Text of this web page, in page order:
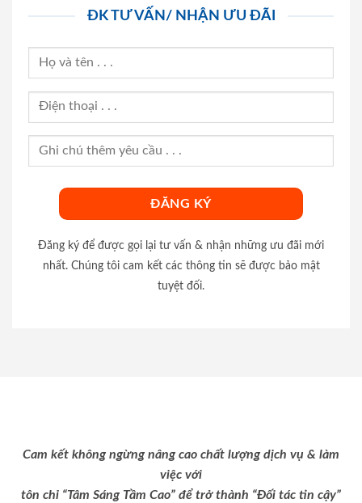
ĐK TƯ VẤN/ NHẬN ƯU ĐÃI
Đăng ký để được gọi lại tư vấn & nhận những ưu đãi mới
nhất. Chúng tôi cam kết các thông tin sẽ được bảo mật
tuyệt đối.
Cam kết không ngừng nâng cao chất lượng dịch vụ & làm
việc với
tôn chỉ “Tâm Sáng Tầm Cao” để trở thành “Đối tác tin cậy”